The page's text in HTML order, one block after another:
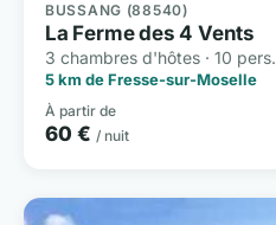
BUSSANG (88540)
La Ferme des 4 Vents
3 chambres d'hôtes · 10 pers.
5 km de Fresse-sur-Moselle
À partir de
60 € / nuit